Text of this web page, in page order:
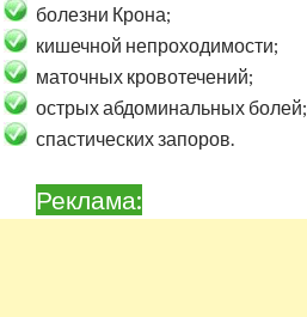
болезни Крона;
кишечной непроходимости;
маточных кровотечений;
острых абдоминальных болей;
спастических запоров.
Реклама: